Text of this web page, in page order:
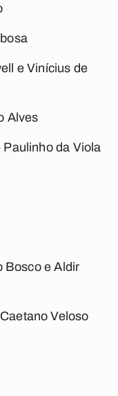
e Vinícius de
Alves
da Viola
Bosco e Aldir
Veloso